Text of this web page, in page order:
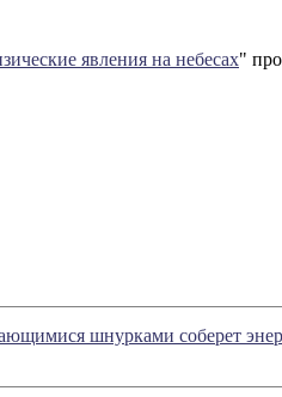
явления на небесах"
шнурками соберет